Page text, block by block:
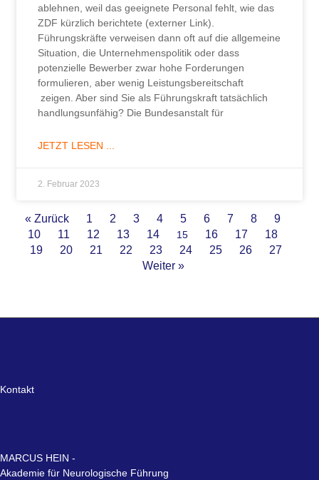
ablehnen, weil das geeignete Personal fehlt, wie das
ZDF kürzlich berichtete (externer Link).
Führungskräfte verweisen dann oft auf die allgemeine
Situation, die Unternehmenspolitik oder dass
potenzielle Bewerber zwar hohe Forderungen
formulieren, aber wenig Leistungsbereitschaft
zeigen. Aber sind Sie als Führungskraft tatsächlich
handlungsunfähig? Die Bundesanstalt für
JETZT LESEN ...
2. Februar 2023
« Zurück 1 2 3 4 5 6 7 8
9
10
11 12 13 14 15 16 17
18
19
20 21 22 23 24 25 26
27
Weiter »
Kontakt
MARCUS HEIN -
Akademie für Neurologische Führung